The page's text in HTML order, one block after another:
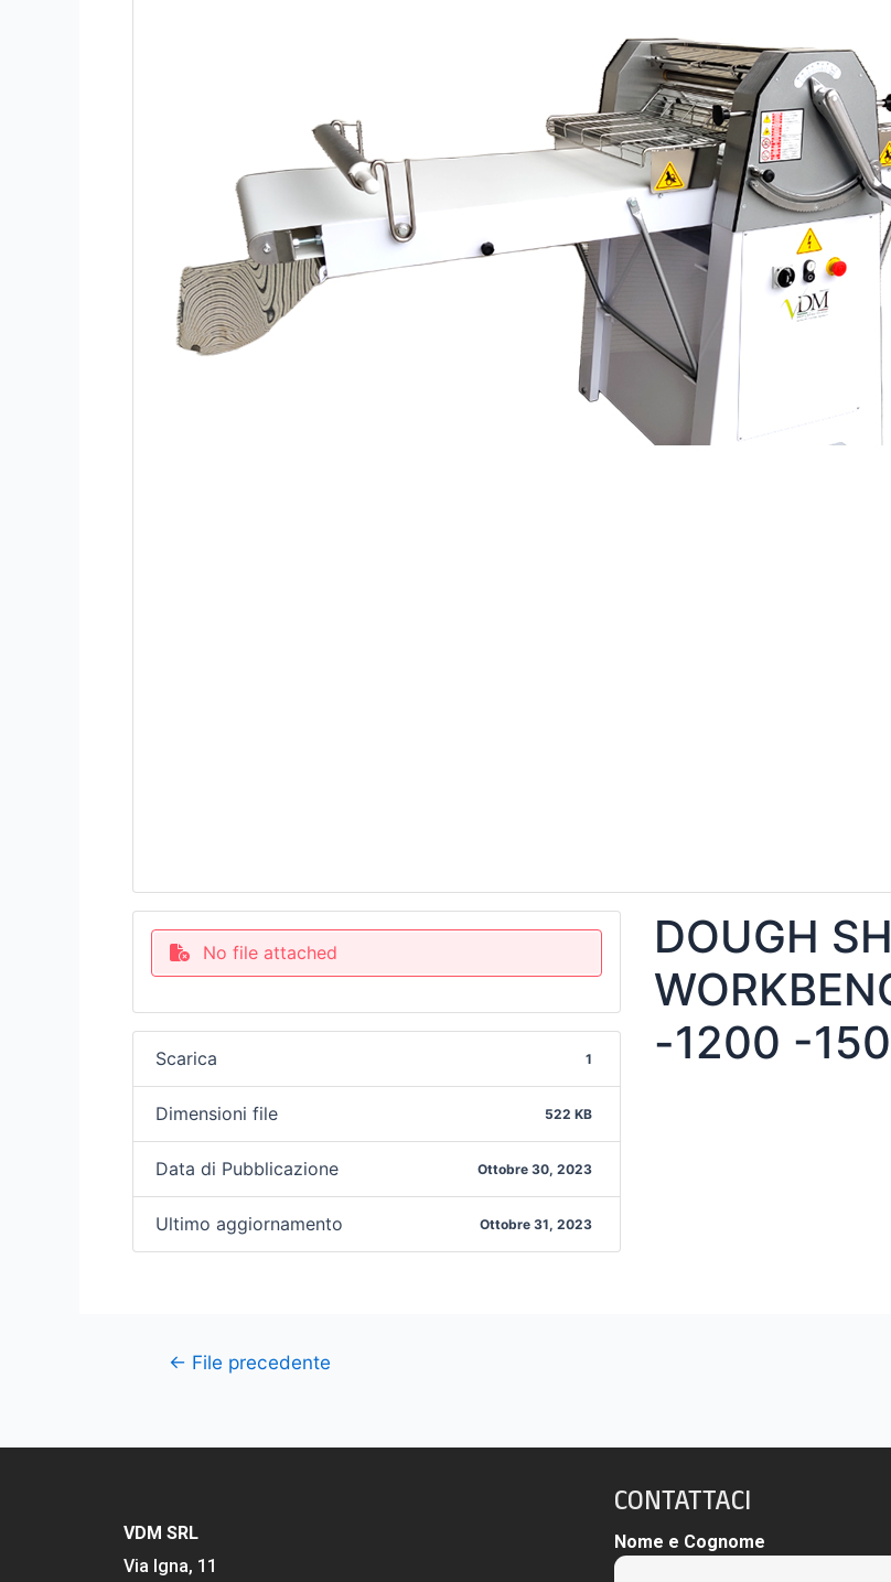
No file attached
Scarica 1
Dimensioni file 522 KB
Data di Pubblicazione Ottobre 30, 2023
Ultimo aggiornamento Ottobre 31, 2023
DOUGH
-1200 -
← File precedente
VDM SRL
Via Igna, 11
CONTATTACI
Nome e Cognome